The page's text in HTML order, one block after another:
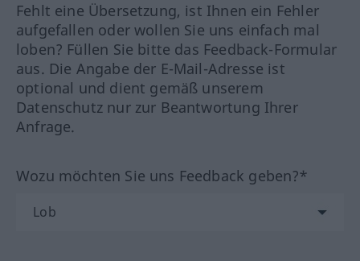
Fehlt eine Übersetzung, ist Ihnen ein Fehler
aufgefallen oder wollen Sie uns einfach mal
loben? Füllen Sie bitte das Feedback-Formular
aus. Die Angabe der E-Mail-Adresse ist
optional und dient gemäß unserem
Datenschutz nur zur Beantwortung Ihrer
Anfrage.
Wozu möchten Sie uns Feedback geben?*